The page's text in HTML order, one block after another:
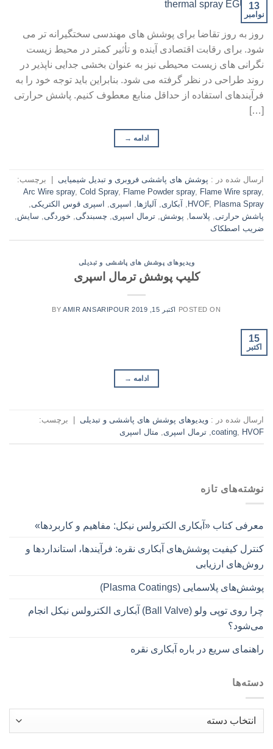
13
نوامبر
روز به روز تقاضا برای پوشش های مهندسی سختگیرانه تر می
شود. برای رقابت اقتصادی آینده و تأثیر کمتر در محیط زیست
نگرانی های زیست محیطی نیز به عنوان بخشی جدایی ناپذیر در
روند طراحی در نظر گرفته می شود. بنابراین باید توجه خود را به
فرآیندهای استفاده از حداقل منابع معطوف کنیم. پاشش حرارتی
[…]
ادامه →
ارسال شده در : پوشش های پاششی فروبری و تبدیل شیمیایی
برچسب:
Arc Wire spray, Cold Spray, Flame Powder spray, Flame Wire spray,
HVOF, Plasma Spray
, آبکاری, آلیاژها, اسپری, اسپری قوس الکتریکی,
پاشش حرارتی, پلاسما, پوشش, ترمال اسپری, چسبندگی, خوردگی, سایش,
ضریب اصطکاک
ویدیوهای پوشش های پاششی و تبدیلی
کلیپ پوشش ترمال اسپری
POSTED ON اکتبر 15, 2019 BYAMIR ANSARIPOUR
15
اکتبر
ادامه →
ارسال شده در : ویدیوهای پوشش های پاششی و تبدیلی
برچسب:
coating
HVOF ترمال اسپری متال اسپری
نوشته‌های تازه
معرفی کتاب «آبکاری الکترولس نیکل: مفاهیم و کاربردها»
کنترل کیفیت پوشش‌های آبکاری نقره: فرآیندها، استانداردها و
روش‌های ارزیابی
پوشش‌های پلاسمایی (Plasma Coatings)
چرا روی توپی‌ ولو (Ball Valve) آبکاری الکترولس نیکل انجام
می‌شود؟
راهنمای سریع در باره آبکاری نقره
دسته‌ها
دسته‌ها